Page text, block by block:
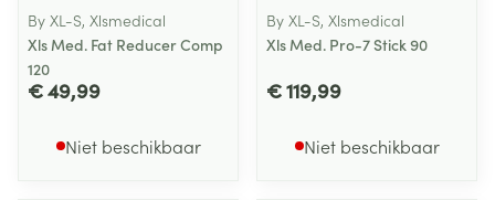
By XL-S, Xlsmedical
Xls Med. Fat Reducer Comp
120
€ 49,99
Niet beschikbaar
By XL-S, Xlsmedical
Xls Med. Pro-7 Stick 90
€ 119,99
Niet beschikbaar